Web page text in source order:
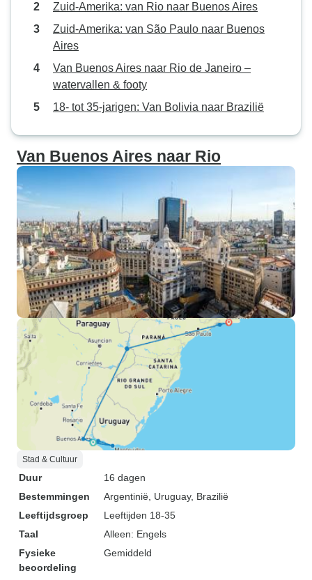
Zuid-Amerika: van Rio naar Buenos Aires
Zuid-Amerika: van São Paulo naar Buenos
Aires
Van Buenos Aires naar Rio de Janeiro –
watervallen & footy
18- tot 35-jarigen: Van Bolivia naar Brazilië
Van Buenos Aires naar Rio
Stad & Cultuur
Duur
16 dagen
Bestemmingen
Argentinië , Uruguay, Brazilië
Leeftijdsgroep
Leeftijden 18-35
Taal
Alleen: Engels
Fysieke
beoordeling
Gemiddeld